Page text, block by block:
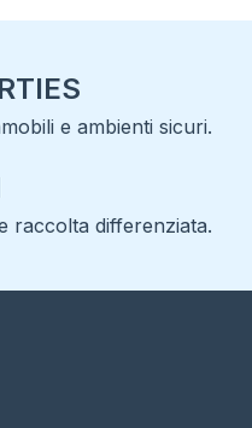
e ambienti sicuri.
raccolta differenziata.